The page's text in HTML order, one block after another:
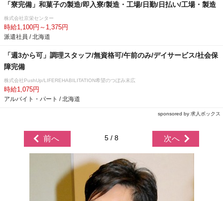
「寮完備」和菓子の製造/即入寮/製造・工場/日勤/日払い/工場・製造
株式会社京栄センター
時給1,100円～1,375円
派遣社員 / 北海道
「週3から可」調理スタッフ/無資格可/午前のみ/デイサービス/社会保
障完備
株式会社PushUp/LIFEREHABILITATION希望のつぼみ末広
時給1,075円
アルバイト・パート / 北海道
sponsored by 求人ボックス
前へ 5 / 8 次へ